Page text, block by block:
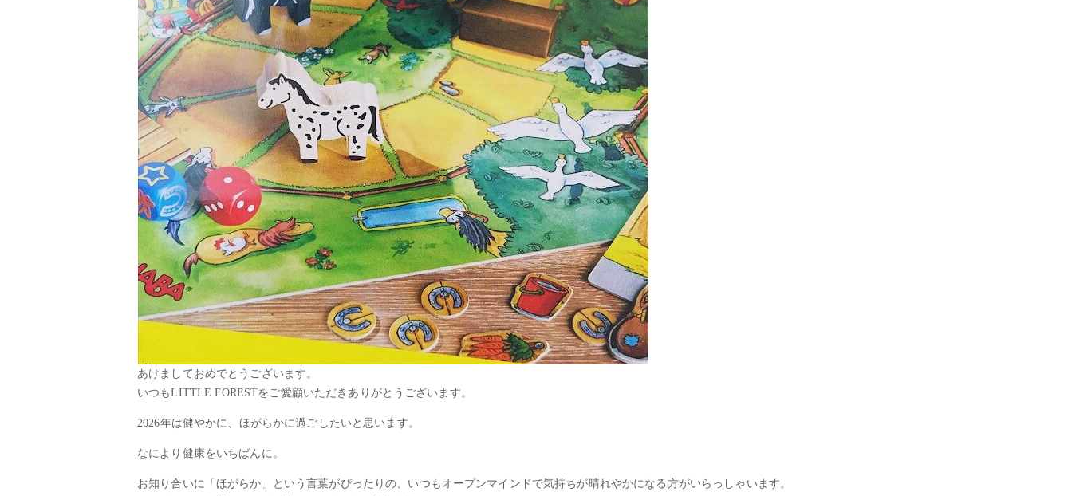
あけましておめでとうございます。
いつもLITTLE FORESTをご愛顧いただきありがとうございます。
2026年は健やかに、ほがらかに過ごしたいと思います。
なにより健康をいちばんに。
お知り合いに「ほがらか」という言葉がぴったりの、いつもオープンマインドで気持ちが晴れやかになる方がいらっしゃいます。